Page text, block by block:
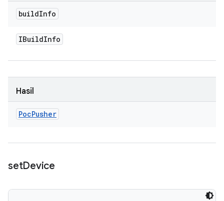
buildInfo
IBuildInfo
Hasil
PocPusher
setDevice